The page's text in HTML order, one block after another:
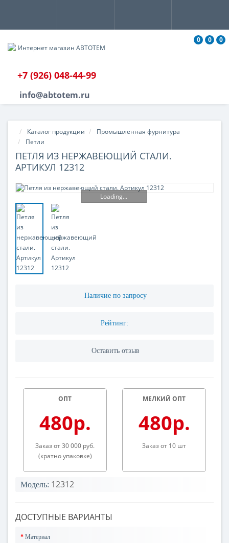
0 0 0
+7 (926) 048-44-99
info@abtotem.ru
Каталог продукции
Промышленная фурнитура
Петли
ПЕТЛЯ ИЗ НЕРЖАВЕЮЩИЙ СТАЛИ.
АРТИКУЛ 12312
Loading...
Наличие по запросу
Рейтинг:
Оставить отзыв
ОПТ
480р.
Заказ от 30 000 руб.
(кратно упаковке)
МЕЛКИЙ ОПТ
480р.
Заказ от 10 шт
Модель: 12312
ДОСТУПНЫЕ ВАРИАНТЫ
Материал